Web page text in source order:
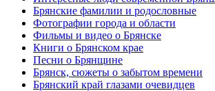
Брянские фамилии и родословные
Фотографии города и области
Фильмы и видео о Брянске
Книги о Брянском крае
Песни о Брянщине
Брянск, сюжеты о забытом времени
Брянский край глазами очевидцев